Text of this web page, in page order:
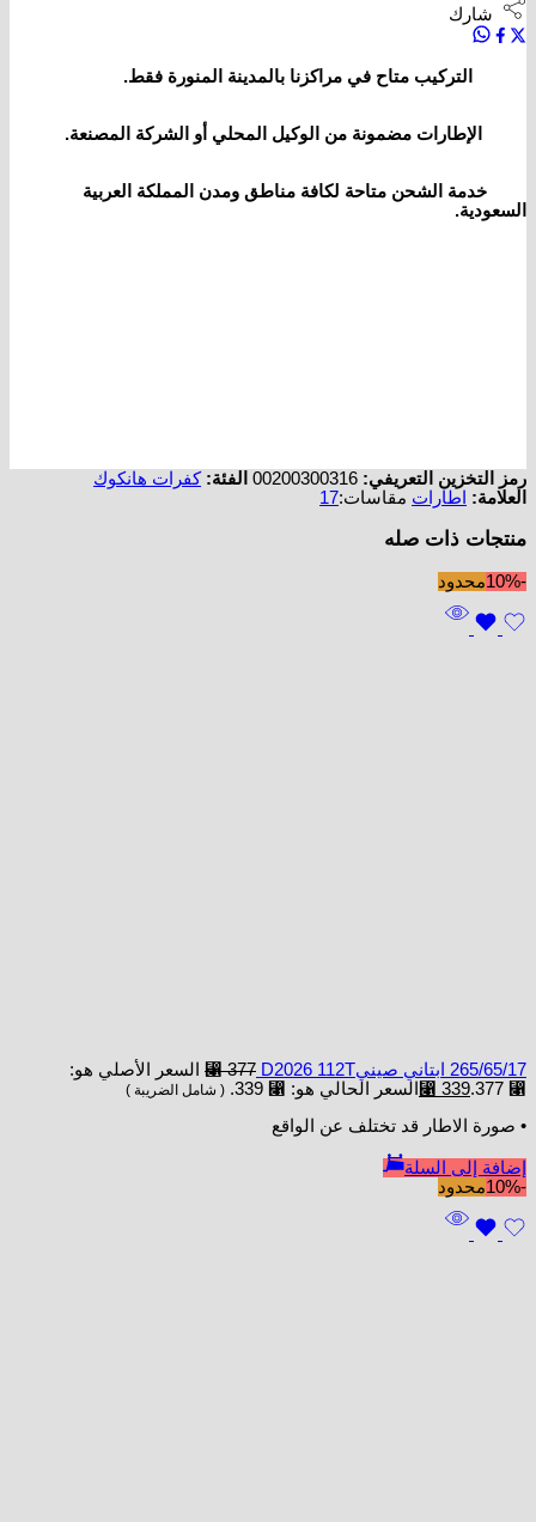
شارك
التركيب متاح في مراكزنا بالمدينة المنورة فقط.
الإطارات مضمونة من الوكيل المحلي أو الشركة المصنعة.
خدمة الشحن متاحة لكافة مناطق ومدن المملكة العربية
السعودية.
رمز التخزين التعريفي: 00200300316 الفئة: كفرات هانكوك
العلامة: اطارات مقاسات:17
منتجات ذات صله
-10% محدود
265/65/17 ابتاني صينيD2026 112T ⃁377
السعر الأصلي هو:
⃁ 377.
⃁ 339 السعر الحالي هو: ⃁ 339. ( شامل الضريبة )
• صورة الاطار قد تختلف عن الواقع
إضافة إلى السلة
-10%
محدود